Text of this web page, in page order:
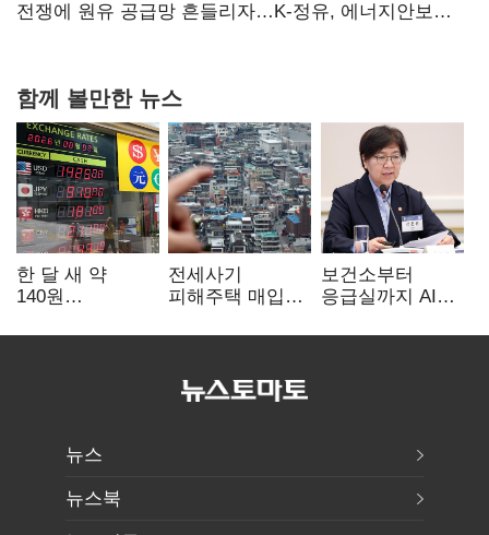
탈환'(종합)
전쟁에 원유 공급망 흔들리자…K-정유, 에너지안보
함께 볼만한 뉴스
한 달 새 약
140원
엔저'에 원화
전세사기
피해주택 매입
누적 피해자
보건소부터
응급실까지 AI
혁신 본격화
뉴스
뉴스북